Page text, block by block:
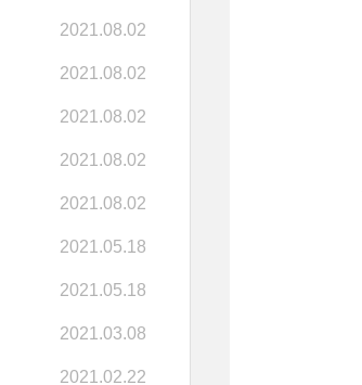
2021.08.02
2021.08.02
2021.08.02
2021.08.02
2021.08.02
2021.05.18
2021.05.18
2021.03.08
2021.02.22